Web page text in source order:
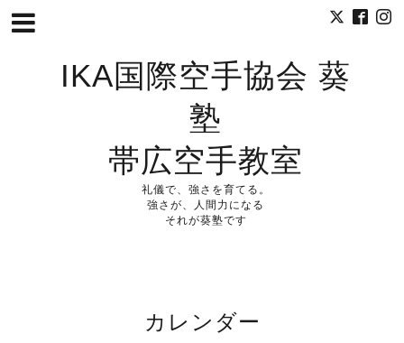
IKA国際空手協会 葵
塾
帯広空手教室
礼儀で、強さを育てる。
強さが、人間力になる
それが葵塾です
カレンダー